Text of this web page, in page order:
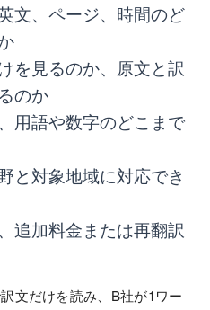
文、ページ、時間のど
を見るのか、原文と訳
のか
用語や数字のどこまで
と対象地域に対応でき
追加料金または再翻訳
文だけを読み、B社が1ワー